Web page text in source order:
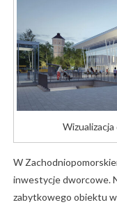
W
inwestycje dworcowe.
zabytkowego obiektu